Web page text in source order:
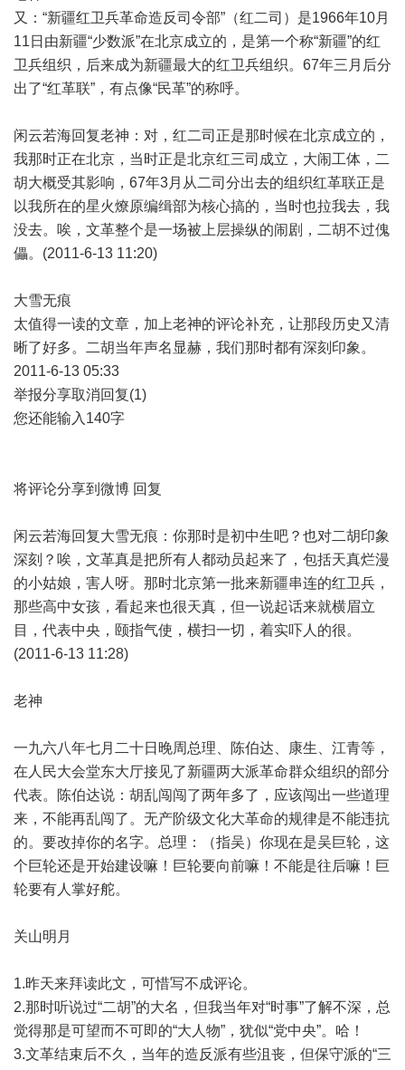
又：“新疆红卫兵革命造反司令部”（红二司）是1966年10月
11日由新疆“少数派”在北京成立的，是第一个称“新疆”的红
卫兵组织，后来成为新疆最大的红卫兵组织。67年三月后分
出了“红革联”，有点像“民革”的称呼。
闲云若海回复老神：对，红二司正是那时候在北京成立的，
我那时正在北京，当时正是北京红三司成立，大闹工体，二
胡大概受其影响，67年3月从二司分出去的组织红革联正是
以我所在的星火燎原编缉部为核心搞的，当时也拉我去，我
没去。唉，文革整个是一场被上层操纵的闹剧，二胡不过傀
儡。(2011-6-13 11:20)
大雪无痕
太值得一读的文章，加上老神的评论补充，让那段历史又清
晰了好多。二胡当年声名显赫，我们那时都有深刻印象。
2011-6-13 05:33
举报分享取消回复(1)
您还能输入140字
将评论分享到微博 回复
闲云若海回复大雪无痕：你那时是初中生吧？也对二胡印象
深刻？唉，文革真是把所有人都动员起来了，包括天真烂漫
的小姑娘，害人呀。那时北京第一批来新疆串连的红卫兵，
那些高中女孩，看起来也很天真，但一说起话来就横眉立
目，代表中央，颐指气使，横扫一切，着实吓人的很。
(2011-6-13 11:28)
老神
一九六八年七月二十日晚周总理、陈伯达、康生、江青等，
在人民大会堂东大厅接见了新疆两大派革命群众组织的部分
代表。陈伯达说：胡乱闯闯了两年多了，应该闯出一些道理
来，不能再乱闯了。无产阶级文化大革命的规律是不能违抗
的。要改掉你的名字。总理：（指吴）你现在是吴巨轮，这
个巨轮还是开始建设嘛！巨轮要向前嘛！不能是往后嘛！巨
轮要有人掌好舵。
关山明月
1.昨天来拜读此文，可惜写不成评论。
2.那时听说过“二胡”的大名，但我当年对“时事”了解不深，总
觉得那是可望而不可即的“大人物”，犹似“党中央”。哈！
3.文革结束后不久，当年的造反派有些沮丧，但保守派的“三